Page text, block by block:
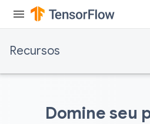
Recursos
Domine seu